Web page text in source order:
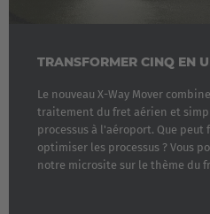
TRANSFORMER CINQ EN
Le nouveau X-Way Mover
traitement du fret aérien et
processus à l'aéroport. Que peut
optimiser les processus ? Vous
notre microsite sur le thème du